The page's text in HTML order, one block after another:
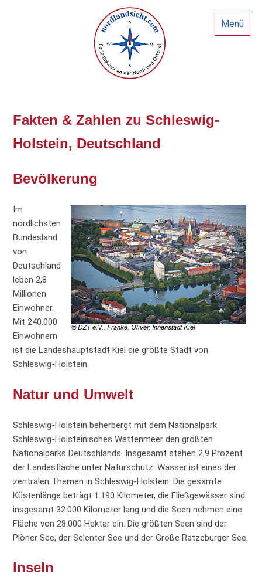
Menü
Fakten & Zahlen zu Schleswig-
Holstein, Deutschland
Bevölkerung
Im
nördlichsten
Bundesland
von
Deutschland
leben 2,8
Millionen
Einwohner.
Mit 240.000
Einwohnern
ist die Landeshauptstadt Kiel die größte Stadt von
Schleswig-Holstein.
Natur und Umwelt
Schleswig-Holstein beherbergt mit dem Nationalpark
Schleswig-Holsteinisches Wattenmeer den größten
Nationalparks Deutschlands. Insgesamt stehen 2,9 Prozent
der Landesfläche unter Naturschutz. Wasser ist eines der
zentralen Themen in Schleswig-Holstein: Die gesamte
Küstenlänge beträgt 1.190 Kilometer, die Fließgewässer sind
insgesamt 32.000 Kilometer lang und die Seen nehmen eine
Fläche von 28.000 Hektar ein. Die größten Seen sind der
Plöner See, der Selenter See und der Große Ratzeburger See.
Inseln